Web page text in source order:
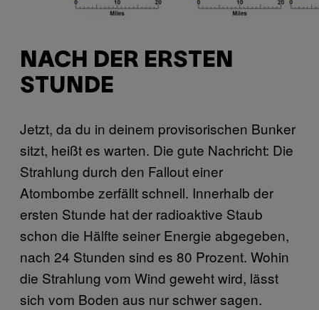
NACH DER ERSTEN
STUNDE
Jetzt, da du in deinem provisorischen Bunker
sitzt, heißt es warten. Die gute Nachricht: Die
Strahlung durch den Fallout einer
Atombombe zerfällt schnell. Innerhalb der
ersten Stunde hat der radioaktive Staub
schon die Hälfte seiner Energie abgegeben,
nach 24 Stunden sind es 80 Prozent. Wohin
die Strahlung vom Wind geweht wird, lässt
sich vom Boden aus nur schwer sagen.